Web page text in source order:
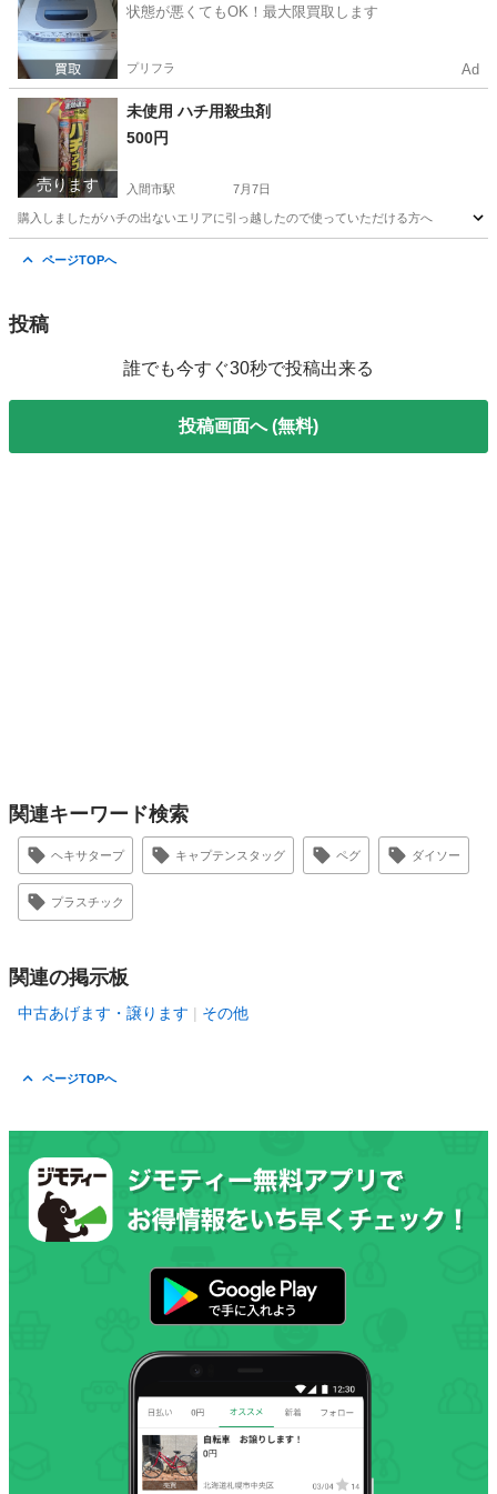
状態が悪くてもOK！最大限買取します
プリフラ Ad
売ります
未使用 ハチ用殺虫剤
500円
入間市駅 7月7日
購入しましたがハチの出ないエリアに引っ越したので使っていただける方へ
ページTOPへ
投稿
誰でも今すぐ30秒で投稿出来る
投稿画面へ (無料)
関連キーワード検索
ヘキサタープ キャプテンスタッグ ペグ ダイソー
プラスチック
関連の掲示板
中古あげます・譲ります その他
ページTOPへ